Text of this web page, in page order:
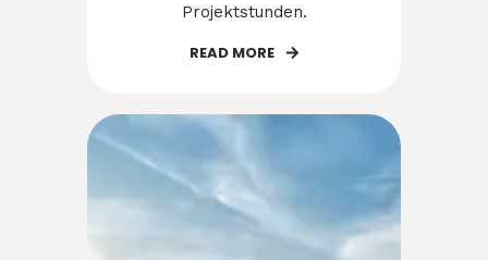
Projektstunden.
READ MORE